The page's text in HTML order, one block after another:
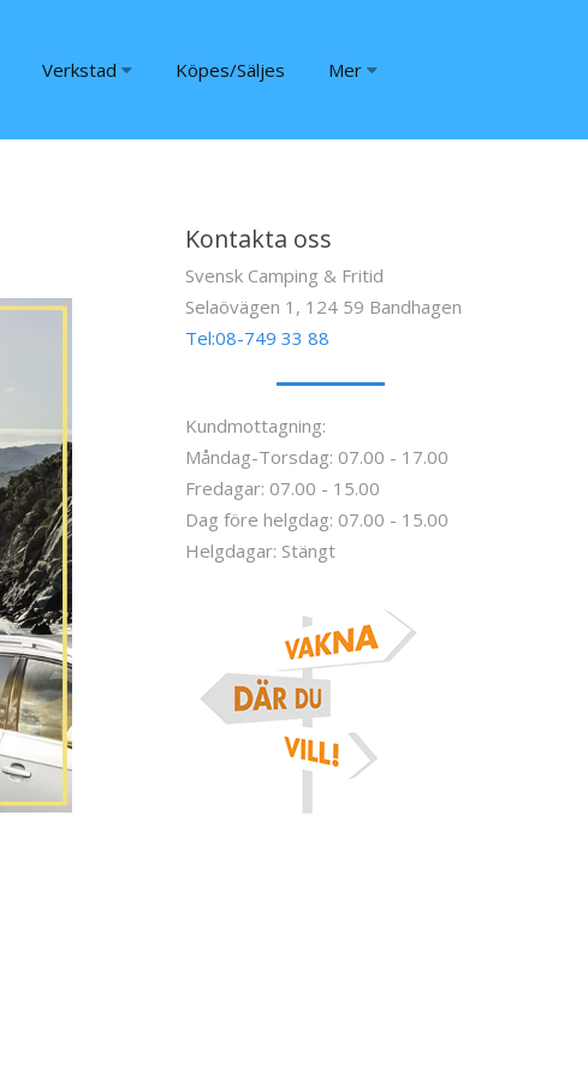
Verkstad Köpes/Säljes Mer
Kontakta oss
Svensk Camping & Fritid
Selaövägen 1, 124 59 Bandhagen
Tel:08-749 33 88
Kundmottagning:
Måndag-Torsdag: 07.00 - 17.00
Fredagar: 07.00 - 15.00
Dag före helgdag: 07.00 - 15.00
Helgdagar: Stängt